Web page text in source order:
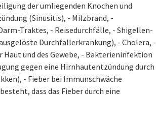
der umliegenden Knochen und
(Sinusitis), - Milzbrand, -
Traktes, - Reisedurchfälle, - Shigellen-
Durchfallerkrankung), - Cholera, -
und des Gewebe, - Bakterieninfektion
gegen eine Hirnhautentzündung durch
- Fieber bei Immunschwäche
dass das Fieber durch eine